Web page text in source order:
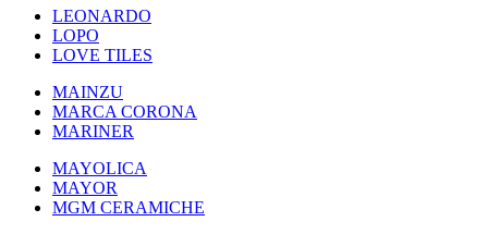
LEONARDO
LOPO
LOVE TILES
MAINZU
MARCA CORONA
MARINER
MAYOLICA
MAYOR
MGM CERAMICHE